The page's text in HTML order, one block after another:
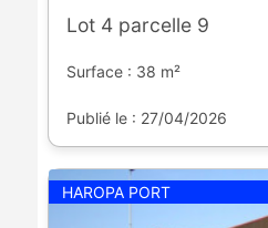
Lot 4 parcelle 9
Surface : 38 m²
Publié le : 27/04/2026
HAROPA PORT